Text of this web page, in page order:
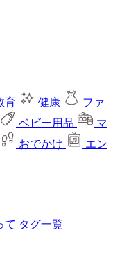
育 健康
ファ
ベビー用品
マ
おでかけ
エン
て タグ一覧